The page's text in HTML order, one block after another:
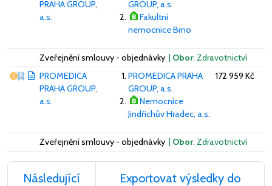
PRAHA GROUP,
a.s.
GROUP, a.s.
Fakultní
nemocnice Brno
Zveřejnění smlouvy - objednávky | Obor: Zdravotnictví
Vážný nedostatek
PROMEDICA
PRAHA GROUP,
a.s.
PROMEDICA PRAHA
GROUP, a.s.
Nemocnice
Jindřichův Hradec, a.s.
172 959 Kč
Zveřejnění smlouvy - objednávky | Obor: Zdravotnictví
Následující
Exportovat výsledky do